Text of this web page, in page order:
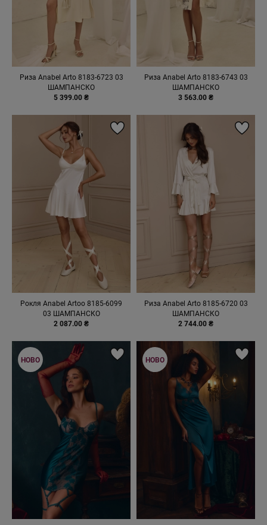
Риза Anabel Arto 8183-6723 03
ШАМПАНСКО
5 399.00 ₴
Риза Anabel Arto 8183-6743 03
ШАМПАНСКО
3 563.00 ₴
Рокля Anabel Artoo 8185-6099
03 ШАМПАНСКО
2 087.00 ₴
Риза Anabel Arto 8185-6720 03
ШАМПАНСКО
2 744.00 ₴
НОВО НОВО